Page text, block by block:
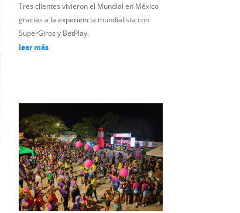
Tres clientes vivieron el Mundial en México
gracias a la experiencia mundialista con
SuperGiros y BetPlay.
leer más